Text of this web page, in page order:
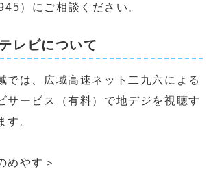
）にご相談ください。
レビについて
では、広域高速ネット二九六による
サービス（有料）で地デジを視聴す
す。
めやす＞